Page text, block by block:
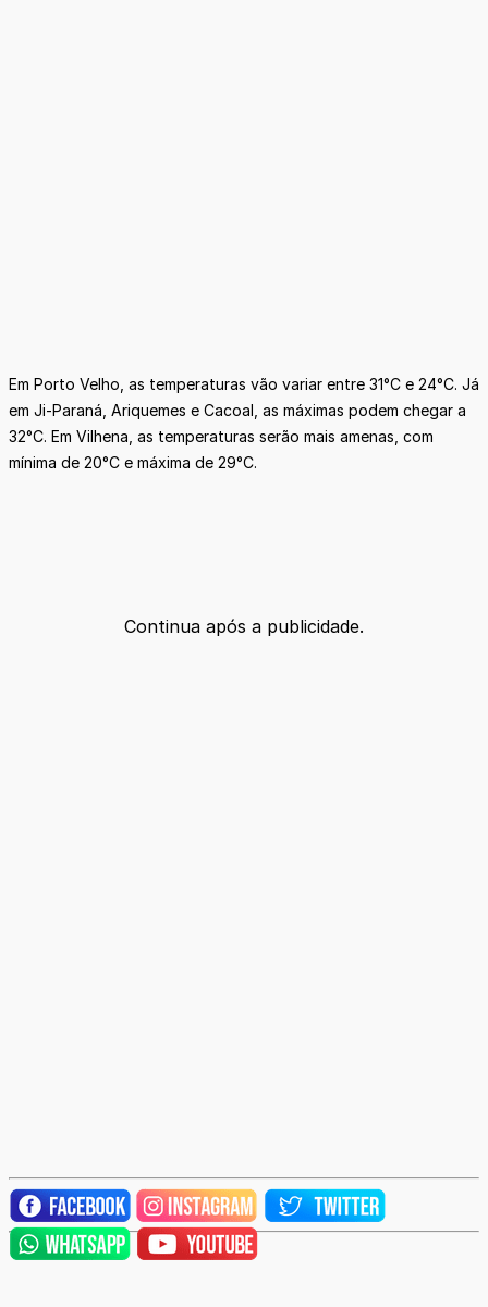
Em Porto Velho, as temperaturas vão variar entre 31°C e 24°C. Já
em Ji-Paraná, Ariquemes e Cacoal, as máximas podem chegar a
32°C. Em Vilhena, as temperaturas serão mais amenas, com
mínima de 20°C e máxima de 29°C.
Continua após a publicidade.